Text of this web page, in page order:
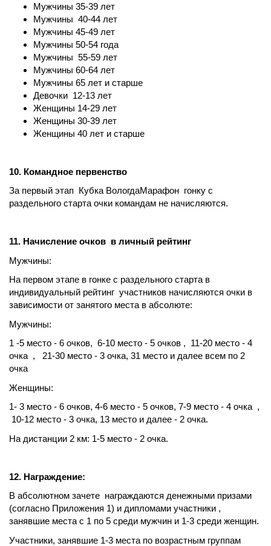
Мужчины 35-39 лет
Мужчины 40-44 лет
Мужчины 45-49 лет
Мужчины 50-54 года
Мужчины 55-59 лет
Мужчины 60-64 лет
Мужчины 65 лет и старше
Девочки 12-13 лет
Женщины 14-29 лет
Женщины 30-39 лет
Женщины 40 лет и старше
10. Командное первенство
За первый этап Кубка ВологдаМарафон гонку с
раздельного старта очки командам не начисляются.
11. Начисление очков в личный рейтинг
Мужчины:
На первом этапе в гонке с раздельного старта в
индивидуальный рейтинг участников начисляются очки в
зависимости от занятого места в абсолюте:
Мужчины:
1 -5 место - 6 очков, 6-10 место - 5 очков , 11-20 место - 4
очка , 21-30 место - 3 очка, 31 место и далее всем по 2
очка
Женщины:
1- 3 место - 6 очков, 4-6 место - 5 очков, 7-9 место - 4 очка ,
10-12 место - 3 очка, 13 место и далее - 2 очка.
На дистанции 2 км: 1-5 место - 2 очка.
12. Награждение:
В абсолютном зачете награждаются денежными призами
(согласно Приложения 1) и дипломами участники ,
занявшие места с 1 по 5 среди мужчин и 1-3 среди женщин.
Участники, занявшие 1-3 места по возрастным группам